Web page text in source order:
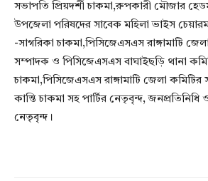
সভাপতি প্রিয়দর্শী চাকমা,রুপকারী মৌজার
উপজেলা পরিষদের সাবেক মহিলা ভাইস
-সাগরিকা চাকমা,পিসিজেএসএস রাঙ্গামাটি
সম্পাদক ও পিসিজেএসএস বাঘাইছড়ি থানা
চাকমা,পিসিজেএসএস রাঙ্গামাটি জেলা
কান্তি চাকমা সহ পার্টির নেতৃবৃন্দ,
নেতৃবৃন্দ।